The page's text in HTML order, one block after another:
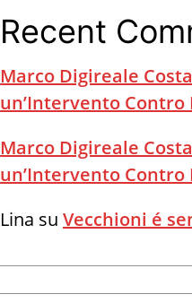
Recent
Marco Digireale
un’Intervento Contro
Marco Digireale
un’Intervento Contro
Lina su Vecchioni é